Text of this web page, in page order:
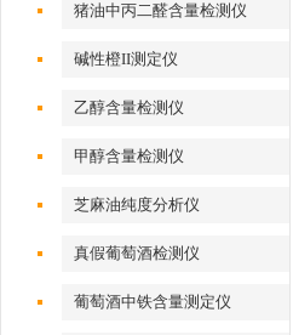
猪油中丙二醛含量检测仪
碱性橙II测定仪
乙醇含量检测仪
甲醇含量检测仪
芝麻油纯度分析仪
真假葡萄酒检测仪
葡萄酒中铁含量测定仪